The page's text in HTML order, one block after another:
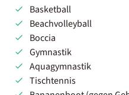
Basketball
Beachvolleyball
Boccia
Gymnastik
Aquagymnastik
Tischtennis